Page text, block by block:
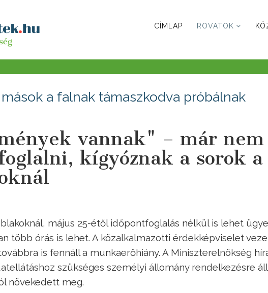
CÍMLAP ROVATOK
a falnak támaszkodva próbálnak
vannak" – már nem
kígyóznak a sorok a
május 25-étől időpontfoglalás nélkül is lehet
több órás is lehet. A közalkalmazotti érdekképviselet
is fennáll a munkaerőhiány. A Miniszterelnökség
szükséges személyi állomány rendelkezésre
növekedett meg.